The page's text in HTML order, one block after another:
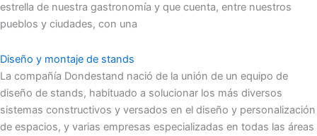
estrella de nuestra gastronomía y que cuenta, entre nuestros
pueblos y ciudades, con una
Diseño y montaje de stands
La compañía Dondestand nació de la unión de un equipo de
diseño de stands, habituado a solucionar los más diversos
sistemas constructivos y versados en el diseño y personalización
de espacios, y varias empresas especializadas en todas las áreas